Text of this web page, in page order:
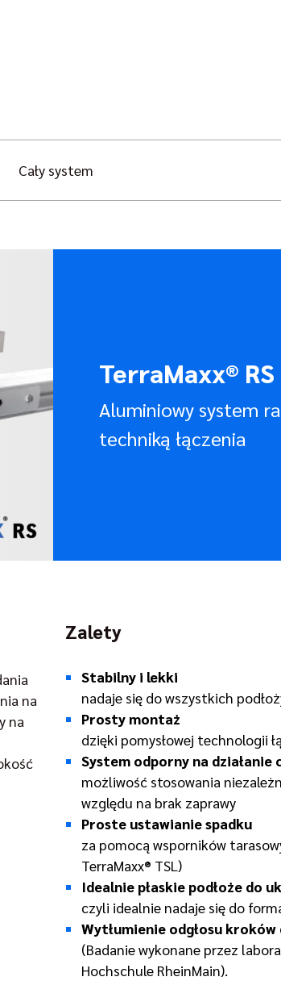
Cały system
TerraMaxx®
Aluminiowy system
techniką łączenia
na
na
Zalety
Stabilny i lekki
nadaje się do wszystkich
Prosty montaż
dzięki pomysłowej technologii
System odporny na
możliwość stosowania
względu na brak zaprawy
Proste ustawianie spadku
za pomocą wsporników
TerraMaxx® TSL)
Idealnie płaskie podłoże do
czyli idealnie nadaje się do
Wytłumienie odgłosu kroków
(Badanie wykonane przez
Hochschule RheinMain).